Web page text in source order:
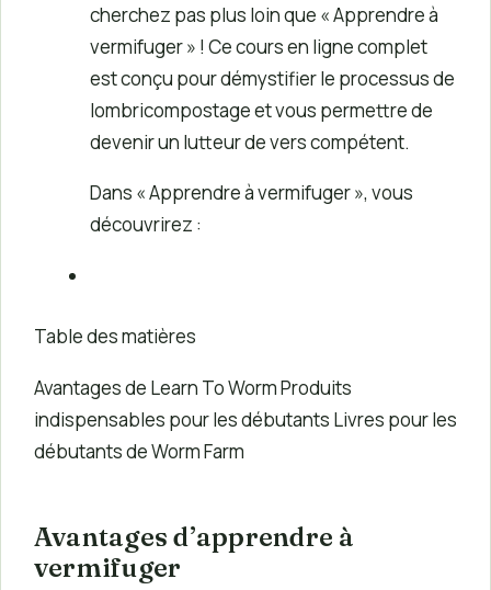
cherchez pas plus loin que « Apprendre à
vermifuger » ! Ce cours en ligne complet
est conçu pour démystifier le processus de
lombricompostage et vous permettre de
devenir un lutteur de vers compétent.
Dans « Apprendre à vermifuger », vous
découvrirez :
Table des matières
Avantages de Learn To Worm Produits
indispensables pour les débutants Livres pour les
débutants de Worm Farm
Avantages d’apprendre à
vermifuger